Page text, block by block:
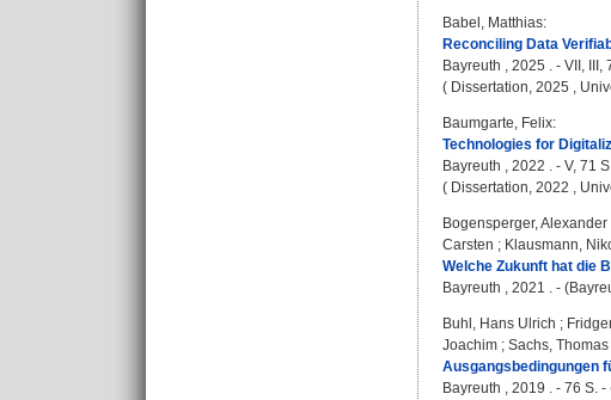
Babel, Matthias:
Reconciling Data
Bayreuth , 2025 . - VII, III,
( Dissertation, 2025 ,
Baumgarte, Felix:
Technologies for
Bayreuth , 2022 . - V, 71
( Dissertation, 2022 ,
Bogensperger, Alexander
Carsten ; Klausmann,
Welche Zukunft hat die
Bayreuth , 2021 . -
Buhl, Hans Ulrich ;
Joachim ; Sachs, Thomas
Ausgangsbedingungen
Bayreuth , 2019 . - 76 S.